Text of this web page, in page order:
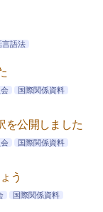
言語法
国際関係資料
を公開しました
国際関係資料
う
国際関係資料